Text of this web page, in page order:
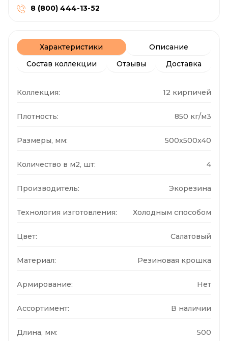
8 (800) 444-13-52
Характеристики
Описание
Состав коллекции
Отзывы Доставка
Коллекция: 12 кирпичей
Плотность: 850 кг/м3
Размеры, мм: 500x500x40
Количество в м2, шт: 4
Производитель: Экорезина
Технология изготовления: Холодным способом
Цвет: Салатовый
Материал: Резиновая крошка
Армирование: Нет
Ассортимент: В наличии
Длина, мм: 500